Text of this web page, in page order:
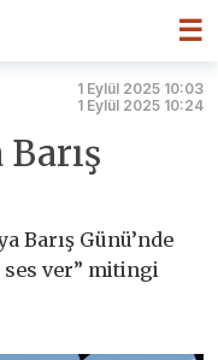
☰
1 Eylül 2025 10:03
1 Eylül 2025 10:24
Barış Günü’nde
ver” mitingi